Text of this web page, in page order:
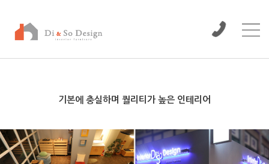
기본에 충실하며 퀄리티가 높은 인테리어